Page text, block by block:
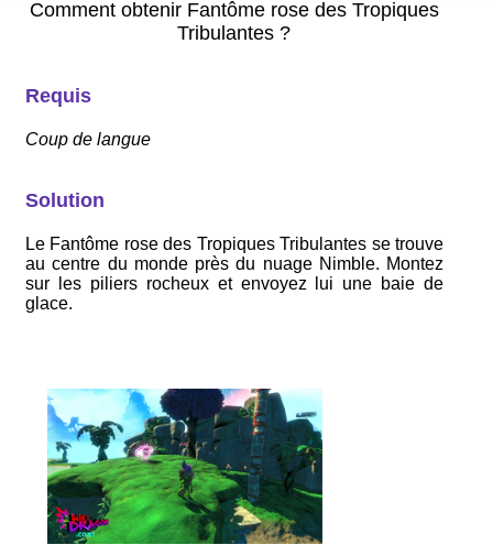
Comment obtenir Fantôme rose des Tropiques
Tribulantes ?
Requis
Coup de langue
Solution
Le Fantôme rose des Tropiques Tribulantes se trouve
au centre du monde près du nuage Nimble. Montez
sur les piliers rocheux et envoyez lui une baie de
glace.